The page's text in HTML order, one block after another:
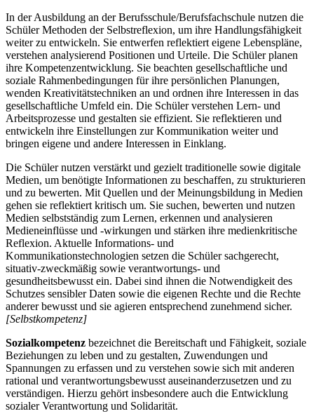
In der Ausbildung an der Berufsschule/Berufsfachschule nutzen die
Schüler Methoden der Selbstreflexion, um ihre Handlungsfähigkeit
weiter zu entwickeln. Sie entwerfen reflektiert eigene Lebenspläne,
verstehen analysierend Positionen und Urteile. Die Schüler planen
ihre Kompetenzentwicklung. Sie beachten gesellschaftliche und
soziale Rahmenbedingungen für ihre persönlichen Planungen,
wenden Kreativitätstechniken an und ordnen ihre Interessen in das
gesellschaftliche Umfeld ein. Die Schüler verstehen Lern- und
Arbeitsprozesse und gestalten sie effizient. Sie reflektieren und
entwickeln ihre Einstellungen zur Kommunikation weiter und
bringen eigene und andere Interessen in Einklang.
Die Schüler nutzen verstärkt und gezielt traditionelle sowie digitale
Medien, um benötigte Informationen zu beschaffen, zu strukturieren
und zu bewerten. Mit Quellen und der Meinungsbildung in Medien
gehen sie reflektiert kritisch um. Sie suchen, bewerten und nutzen
Medien selbstständig zum Lernen, erkennen und analysieren
Medieneinflüsse und -wirkungen und stärken ihre medienkritische
Reflexion. Aktuelle Informations- und
Kommunikationstechnologien setzen die Schüler sachgerecht,
situativ-zweckmäßig sowie verantwortungs- und
gesundheitsbewusst ein. Dabei sind ihnen die Notwendigkeit des
Schutzes sensibler Daten sowie die eigenen Rechte und die Rechte
anderer bewusst und sie agieren entsprechend zunehmend sicher.
[Selbstkompetenz]
Sozialkompetenz bezeichnet die Bereitschaft und Fähigkeit, soziale
Beziehungen zu leben und zu gestalten, Zuwendungen und
Spannungen zu erfassen und zu verstehen sowie sich mit anderen
rational und verantwortungsbewusst auseinanderzusetzen und zu
verständigen. Hierzu gehört insbesondere auch die Entwicklung
sozialer Verantwortung und Solidarität.